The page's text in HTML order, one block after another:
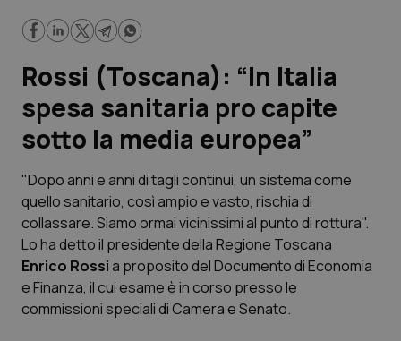
Governo e Parlamento
Regioni e Asl
Lavoro e Professioni
Scienza e Farmaci
Studi e Analisi
Lettere al direttore
Rossi (Toscana): “In Italia
spesa sanitaria pro capite
sotto la media europea”
"Dopo anni e anni di tagli continui, un sistema come
quello sanitario, così ampio e vasto, rischia di
collassare. Siamo ormai vicinissimi al punto di rottura".
Lo ha detto il presidente della Regione Toscana
Enrico Rossia proposito del Documento di Economia
e Finanza, il cui esame è in corso presso le
commissioni speciali di Camera e Senato.